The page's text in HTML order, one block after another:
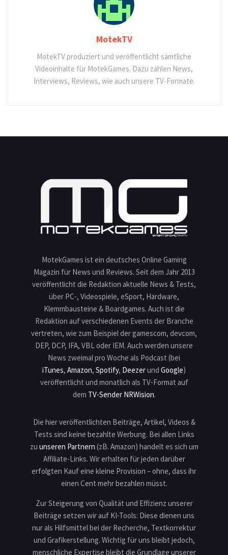
MotekTV
MotekTV produziert und veröffentlicht sämtliche
Videoinhalte für MotekGames. Dazu zählen News,
Interviews, Reviews, wie auch unsere TV-Formate.
MotekGames ist ein deutsches Online Gaming
Magazin für News und Reviews. Seit dem Jahr 2013
veröffentlicht die Redaktion aktuelle News & Tests,
über PC-, Videospiele, eSport, Hardware,
Klemmbausteine & Boardgames. Auch ist die
Redaktion auf verschiedenen Events der Branche
vertreten, wie zum Beispiel der gamescom, devcom,
DEP, DCP, IFA, VBL oder IEM. Auch werden unsere
News zweimal pro Woche als Podcast (bei
iTunes, Amazon, Spotify, Deezerund Google)
veröffentlicht und monatlich als TV-Format auf
dem TV-Sender NRWision.
Die hier veröffentlichten Beiträge, Artikel, Videos &
Tests sind keine bezahlte Werbung. Bei allen Links
zu unseren Partnern (zB. Amazon) handelt es sich um
Affiliate-Links. Wir erhalten für jeden darüber
erfolgten Kauf eine kleine Provision – ohne, dass ihr
einen Cent mehr bezahlen müsst.
Zur Steigerung von Qualität und Effizienz unserer
Beiträge setzen wir auf KI-Tools: Diese dienen uns
nur als Hilfsmittel bei der Recherche, Textkorrektur
und Grafikerstellung. Wichtig für uns bleibt jedoch,
menschliche Expertise bleibt die Grundlage unserer